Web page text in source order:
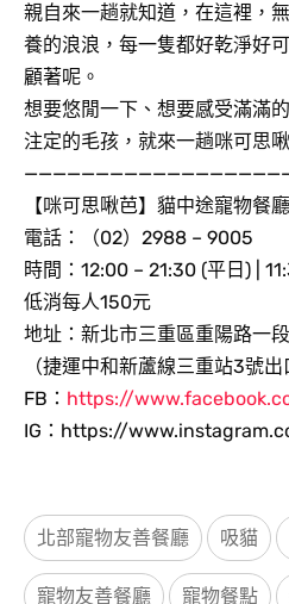
親自來一趟就知道，在這裡，
養的浪浪，每一隻都好乾淨好
顧著呢。
想要悠閒一下、想要感受滿滿
注定的毛孩，就來一趟咪可思啾
【咪可思啾芭】貓中途寵物餐
電話：（02）2988 – 9005
時間：12:00 – 21:30 (平日) |
低消每人150元
地址：新北市三重區重陽路一
（捷運中和新蘆線三重站3號出
FB： https://
IG：https://
北部寵物友善餐廳 吸貓
寵物友善餐廳 寵物餐點